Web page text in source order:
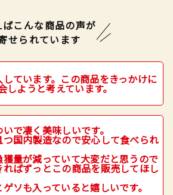
ばこんな商品の声が
せられています
ています。この商品をきっかけに
しようと考えています。
で凄く美味しいです。
国内製造なので安心して食べられ
量が減っていて大変だと思うので
ればずっとこの商品を販売してほし
ソも入っていると嬉しいです。